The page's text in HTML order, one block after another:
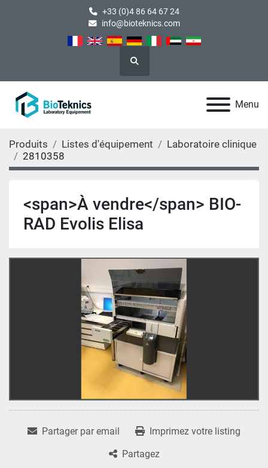
+33 (0)4 86 64 67 24
info@bioteknics.com
Rechercher
Menu
Produits Listes d'équipement
Laboratoire clinique
2810358
<span>À vendre</span> BIO-
RAD Evolis Elisa
Partager par email
Imprimez votre listing
Partagez